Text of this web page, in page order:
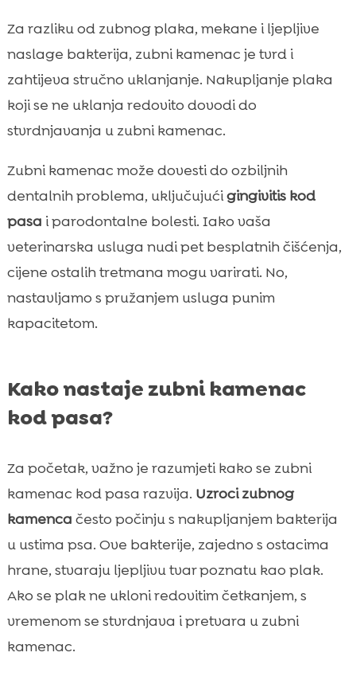
Za razliku od zubnog plaka, mekane i ljepljive
naslage bakterija, zubni kamenac je tvrd i
zahtijeva stručno uklanjanje. Nakupljanje plaka
koji se ne uklanja redovito dovodi do
stvrdnjavanja u zubni kamenac.
Zubni kamenac može dovesti do ozbiljnih
dentalnih problema, uključujućigingivitis kod
pasa i parodontalne bolesti. Iako vaša
veterinarska usluga nudi pet besplatnih čišćenja,
cijene ostalih tretmana mogu varirati. No,
nastavljamo s pružanjem usluga punim
kapacitetom.
Kako nastaje zubni kamenac
kod pasa?
Za početak, važno je razumjeti kako se zubni
kamenac kod pasa razvija. Uzroci zubnog
kamenca često počinju s nakupljanjem bakterija
u ustima psa. Ove bakterije, zajedno s ostacima
hrane, stvaraju ljepljivu tvar poznatu kao plak.
Ako se plak ne ukloni redovitim četkanjem, s
vremenom se stvrdnjava i pretvara u zubni
kamenac.